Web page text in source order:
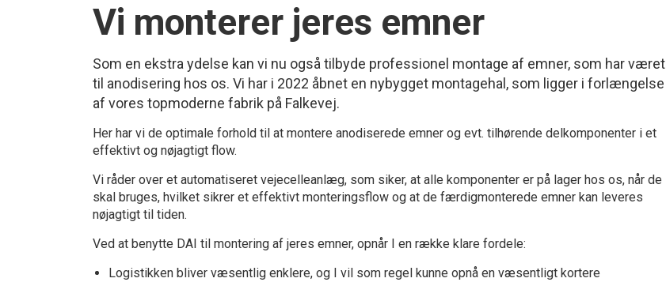
Vi monterer jeres emner
Som en ekstra ydelse kan vi nu også tilbyde professionel montage af emner, som har været
til anodisering hos os. Vi har i 2022 åbnet en nybygget montagehal, som ligger i forlængelse
af vores topmoderne fabrik på Falkevej.
Her har vi de optimale forhold til at montere anodiserede emner og evt. tilhørende delkomponenter i et
effektivt og nøjagtigt flow.
Vi råder over et automatiseret vejecelleanlæg, som siker, at alle komponenter er på lager hos os, når de
skal bruges, hvilket sikrer et effektivt monteringsflow og at de færdigmonterede emner kan leveres
nøjagtigt til tiden.
Ved at benytte DAI til montering af jeres emner, opnår I en række klare fordele:
Logistikken bliver væsentlig enklere, og I vil som regel kunne opnå en væsentligt kortere